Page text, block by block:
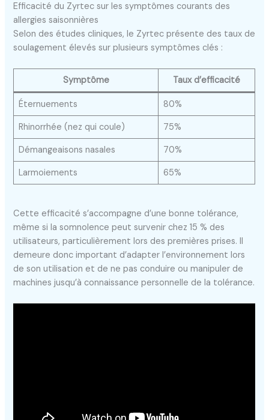
Efficacité du Zyrtec sur les symptômes courants des
allergies saisonnières
Selon des études cliniques, le Zyrtec présente des taux de
soulagement élevés sur plusieurs symptômes clés :
Symptôme Taux d’efficacité
Éternuements
80%
Rhinorrhée (nez qui coule)
75%
Démangeaisons nasales
70%
Larmoiements
65%
Cette efficacité s’accompagne d’une bonne tolérance,
même si la somnolence peut survenir chez 15 % des
utilisateurs, particulièrement lors des premières prises. Il
demeure donc important d’adapter l’environnement lors
de son utilisation et de ne pas conduire ou manipuler de
machines jusqu’à connaissance personnelle de la tolérance.